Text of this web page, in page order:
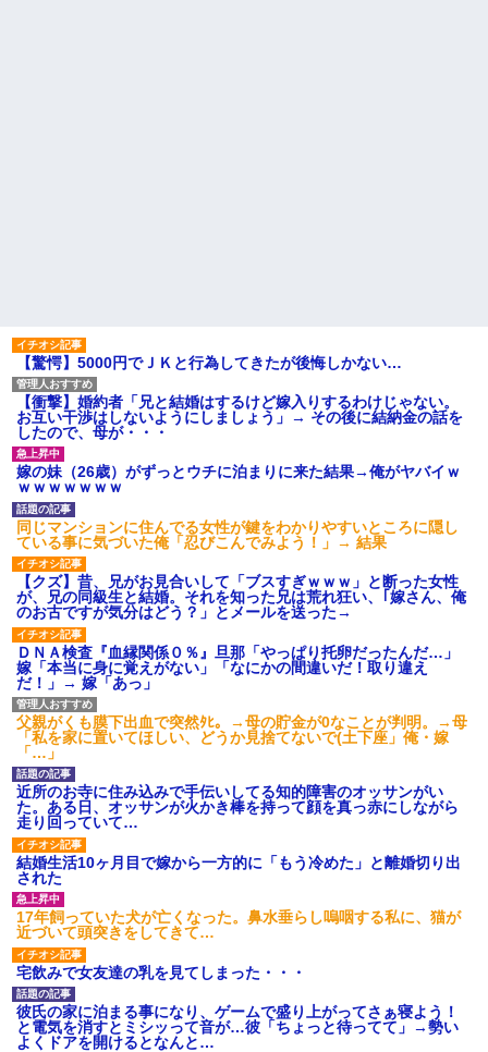
触らないでよ！」キチママ『そ
こに金庫があったから、開けて
みようとしただけ☆』義兄「泥
は出てけ！二度と来るな！」結
果・・・
私「初めて飲む味だけどなん
のお茶？」彼「ちっ！」私「」
【GIF】JSのカンチョーワロ
タ
後続車にクラクションを鳴ら
され彼氏が逆切れ。「何クラク
ション鳴らしてんだ！降りてこ
いよ！」と怒鳴りだし...
【衝撃】報酬100万円超の治験
募集がこちらｗｗｗｗｗ(※画像
あり)
【ネット騒然】惨殺されたタ
ワマン頂き女子のこの動画、す
げえええええｗｗｗｗｗｗｗｗ
ｗｗｗ
【愕然】白のクラウン俺氏、
高速道路左車線を制限速度で走
った結果wwwwwwwwwwww
百年の恋12-899 食べた量を
張り合ってくる
【悲報】佐藤輝明・・・２軍
でも盛大にやらかす←あまり悲
しませないでくれ
【驚愕】5000円でＪＫと行為してきたが後悔しかない…
【衝撃】婚約者「兄と結婚はするけど嫁入りするわけじゃない。
お互い干渉はしないようにしましょう」→ その後に結納金の話を
したので、母が・・・
嫁の妹（26歳）がずっとウチに泊まりに来た結果→俺がヤバイｗ
ｗｗｗｗｗｗｗ
同じマンションに住んでる女性が鍵をわかりやすいところに隠し
ている事に気づいた俺「忍びこんでみよう！」→ 結果
【クズ】昔、兄がお見合いして「ブスすぎｗｗｗ」と断った女性
が、兄の同級生と結婚。それを知った兄は荒れ狂い、｢嫁さん、俺
のお古ですが気分はどう？」とメールを送った→
ＤＮＡ検査『血縁関係０％』旦那「やっぱり托卵だったんだ…」
嫁「本当に身に覚えがない」「なにかの間違いだ！取り違え
だ！」→ 嫁「あっ」
父親がくも膜下出血で突然ﾀﾋ。→母の貯金が0なことが判明。→母
「私を家に置いてほしい、どうか見捨てないで(土下座」俺・嫁
「…」
近所のお寺に住み込みで手伝いしてる知的障害のオッサンがい
た。ある日、オッサンが火かき棒を持って顔を真っ赤にしながら
走り回っていて…
結婚生活10ヶ月目で嫁から一方的に「もう冷めた」と離婚切り出
された
17年飼っていた犬が亡くなった。鼻水垂らし嗚咽する私に、猫が
近づいて頭突きをしてきて…
宅飲みで女友達の乳を見てしまった・・・
彼氏の家に泊まる事になり、ゲームで盛り上がってさぁ寝よう！
と電気を消すとミシッって音が…彼「ちょっと待ってて」→勢い
よくドアを開けるとなんと…